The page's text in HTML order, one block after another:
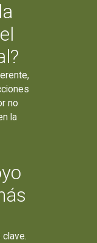
no
la